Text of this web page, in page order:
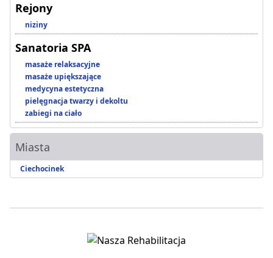
Rejony
niziny
Sanatoria SPA
masaże relaksacyjne
masaże upiększające
medycyna estetyczna
pielęgnacja twarzy i dekoltu
zabiegi na ciało
Miasta
Ciechocinek